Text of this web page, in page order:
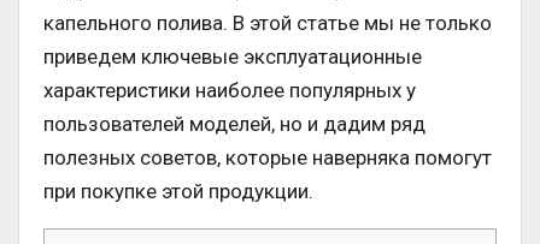
капельного полива. В этой статье мы не только
приведем ключевые эксплуатационные
характеристики наиболее популярных у
пользователей моделей, но и дадим ряд
полезных советов, которые наверняка помогут
при покупке этой продукции.